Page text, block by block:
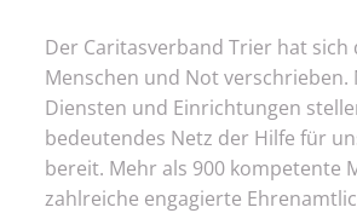
Der Caritasverband Trier hat sich
Menschen und Not verschrieben.
Diensten und Einrichtungen
bedeutendes Netz der Hilfe für
bereit. Mehr als 900 kompetente
zahlreiche engagierte